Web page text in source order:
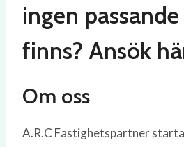
ingen
finns? Ansök
Om oss
A.R.C Fastighetspartner